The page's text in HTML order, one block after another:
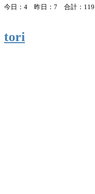
今日：4 昨日：7 合計：
tori